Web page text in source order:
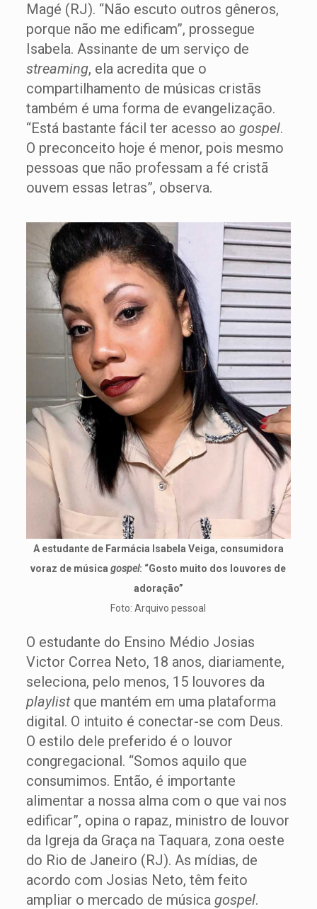
Magé (RJ). “Não escuto outros gêneros,
porque não me edificam”, prossegue
Isabela. Assinante de um serviço de
streaming, ela acredita que o
compartilhamento de músicas cristãs
também é uma forma de evangelização.
“Está bastante fácil ter acesso ao gospel.
O preconceito hoje é menor, pois mesmo
pessoas que não professam a fé cristã
ouvem essas letras”, observa.
A estudante de Farmácia Isabela Veiga, consumidora
voraz de músicagospel: “Gosto muito dos louvores de
adoração”
Foto: Arquivo pessoal
O estudante do Ensino Médio Josias
Victor Correa Neto, 18 anos, diariamente,
seleciona, pelo menos, 15 louvores da
playlist que mantém em uma plataforma
digital. O intuito é conectar-se com Deus.
O estilo dele preferido é o louvor
congregacional. “Somos aquilo que
consumimos. Então, é importante
alimentar a nossa alma com o que vai nos
edificar”, opina o rapaz, ministro de louvor
da Igreja da Graça na Taquara, zona oeste
do Rio de Janeiro (RJ). As mídias, de
acordo com Josias Neto, têm feito
ampliar o mercado de música gospel.